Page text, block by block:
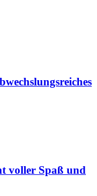
voller Spaß und